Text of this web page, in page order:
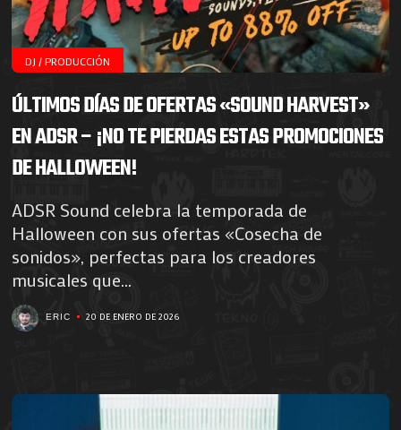
DJ / PRODUCCIÓN
ÚLTIMOS DÍAS DE OFERTAS «SOUND HARVEST»
EN ADSR – ¡NO TE PIERDAS ESTAS PROMOCIONES
DE HALLOWEEN!
ADSR Sound celebra la temporada de
Halloween con sus ofertas «Cosecha de
sonidos», perfectas para los creadores
musicales que...
ERIC 20 DE ENERO DE 2026